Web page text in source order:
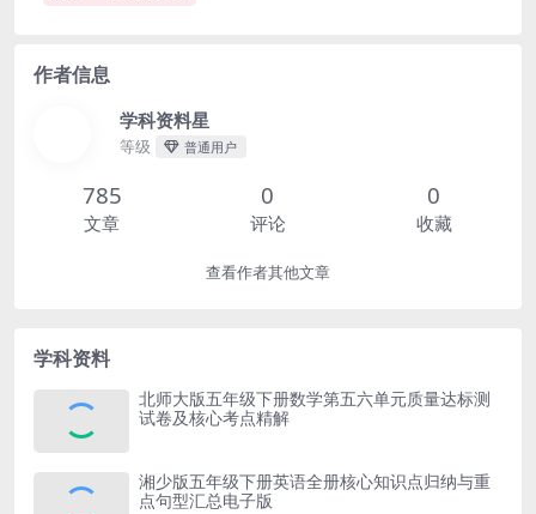
作者信息
学科资料星
等级 普通用户
785
文章
0
评论
0
收藏
查看作者其他文章
学科资料
北师大版五年级下册数学第五六单元质量达标测
试卷及核心考点精解
湘少版五年级下册英语全册核心知识点归纳与重
点句型汇总电子版